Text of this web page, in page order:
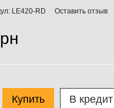
LE420-RD Оставить отзыв
Купить В кредит